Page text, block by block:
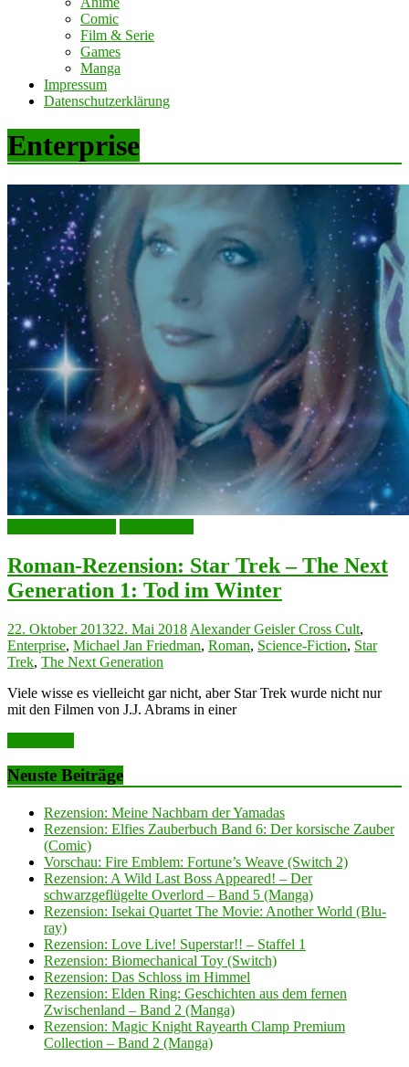
Comic
Film & Serie
Games
Manga
Impressum
Datenschutzerklärung
Enterprise
Roman-Rezension: Star Trek – The Next
Generation 1: Tod im Winter
22. Oktober 201322. Mai 2018 Alexander GeislerCross Cult,
Enterprise, Michael Jan Friedman, Roman, Science-Fiction, Star
Trek, The Next Generation
Viele wisse es vielleicht gar nicht, aber Star Trek wurde nicht nur
mit den Filmen von J.J. Abrams in einer
Neuste Beiträge
Rezension: Meine Nachbarn der Yamadas
Rezension: Elfies Zauberbuch Band 6: Der korsische Zauber
(Comic)
Vorschau: Fire Emblem: Fortune’s Weave (Switch 2)
Rezension: A Wild Last Boss Appeared! – Der
schwarzgeflügelte Overlord – Band 5 (Manga)
Rezension: Isekai Quartet The Movie: Another World (Blu-
ray)
Rezension: Love Live! Superstar!! – Staffel 1
Rezension: Biomechanical Toy (Switch)
Rezension: Das Schloss im Himmel
Rezension: Elden Ring: Geschichten aus dem fernen
Zwischenland – Band 2 (Manga)
Rezension: Magic Knight Rayearth Clamp Premium
Collection – Band 2 (Manga)